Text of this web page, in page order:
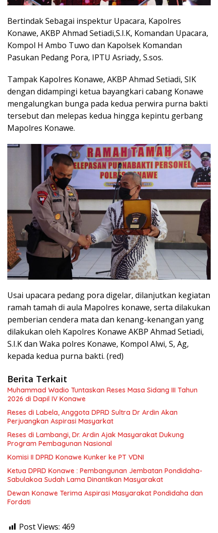
Bertindak Sebagai inspektur Upacara, Kapolres
Konawe, AKBP Ahmad Setiadi,S.I.K, Komandan Upacara,
Kompol H Ambo Tuwo dan Kapolsek Komandan
Pasukan Pedang Pora, IPTU Asriady, S.sos.
Tampak Kapolres Konawe, AKBP Ahmad Setiadi, SIK
dengan didampingi ketua bayangkari cabang Konawe
mengalungkan bunga pada kedua perwira purna bakti
tersebut dan melepas kedua hingga kepintu gerbang
Mapolres Konawe.
Usai upacara pedang pora digelar, dilanjutkan kegiatan
ramah tamah di aula Mapolres konawe, serta dilakukan
pemberian cendera mata dan kenang-kenangan yang
dilakukan oleh Kapolres Konawe AKBP Ahmad Setiadi,
S.I.K dan Waka polres Konawe, Kompol Alwi, S, Ag,
kepada kedua purna bakti. (red)
Berita Terkait
Muhammad Wadio Tuntaskan Reses Masa Sidang III Tahun
2026 di Dapil IV Konawe
Reses di Labela, Anggota DPRD Sultra Dr Ardin Akan
Perjuangkan Aspirasi Masyarkat
Reses di Lambangi, Dr. Ardin Ajak Masyarakat Dukung
Program Pembagunan Nasional
Komisi II DPRD Konawe Kunker ke PT VDNI
Ketua DPRD Konawe : Pembangunan Jembatan Pondidaha-
Sabulakoa Sudah Lama Dinantikan Masyarakat
Dewan Konawe Terima Aspirasi Masyarakat Pondidaha dan
Fordati
Post Views: 469